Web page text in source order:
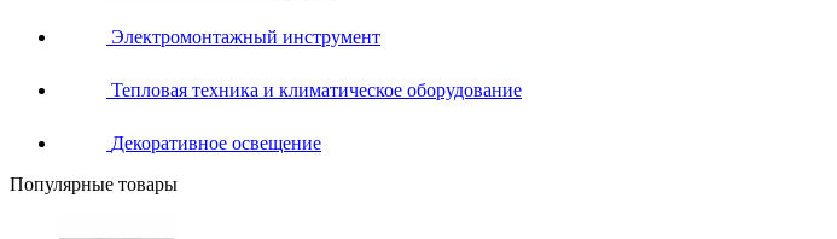
Электромонтажный инструмент
Тепловая техника и климатическое оборудование
Декоративное освещение
Популярные товары